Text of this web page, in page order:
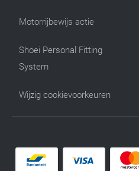
Motorrijbewijs actie
Shoei Personal Fitting
System
Wijzig cookievoorkeuren